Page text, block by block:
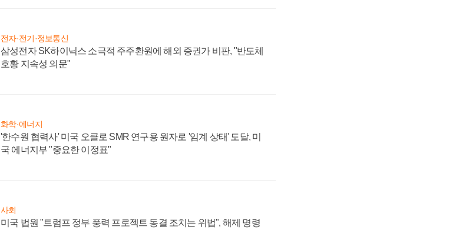
전자·전기·정보통신
삼성전자 SK하이닉스 소극적 주주환원에 해외 증권가 비판, "반도체
호황 지속성 의문"
화학·에너지
'한수원 협력사' 미국 오클로 SMR 연구용 원자로 '임계 상태' 도달, 미
국 에너지부 "중요한 이정표"
사회
미국 법원 "트럼프 정부 풍력 프로젝트 동결 조치는 위법", 해제 명령